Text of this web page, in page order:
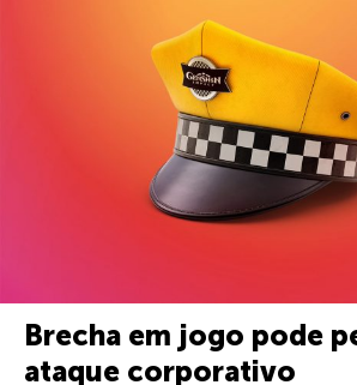
Brecha em jogo pode
ataque corporativo